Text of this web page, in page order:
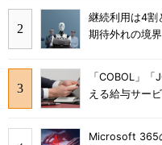
継続利用は4
期待外れの境界
「COBOL」
える給与サー
Microsoft 365